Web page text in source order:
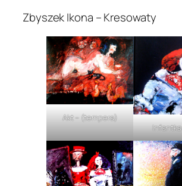
Zbyszek Ikona – Kresowaty
Akt – (tempera)